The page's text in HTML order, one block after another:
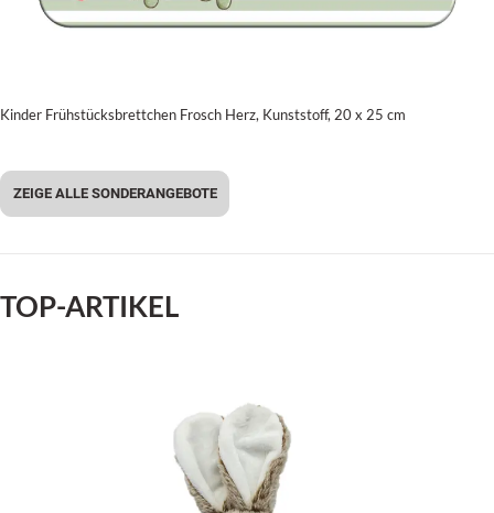
Kinder Frühstücksbrettchen Frosch Herz, Kunststoff, 20 x 25 cm
ZEIGE ALLE SONDERANGEBOTE
TOP-ARTIKEL